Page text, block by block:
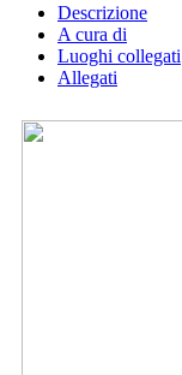
Descrizione
A cura di
Luoghi collegati
Allegati